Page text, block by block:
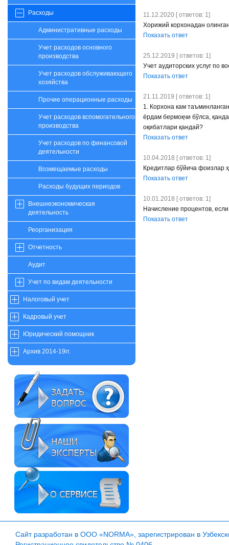
Расходы
Административные расходы
Учет расходов основного
производства
Учет расходов обслуживающего
хозяйства
Прочие операционные расходы
Учет расходов вспомогательного
производства
Учет расходов по финансовой
деятельности
Возмещаемые расходы
Расходы будущих периодов
Внешнеэкономическая
деятельность
Реорганизация
Отчетность
Аудит
Учет по видам деятельности
Налоговый учет
Кадровый учет
Юридический помощник
Архив 2014-19гг.
11.12.2020 [ ответов: 1]
Хорижий корхонадан
Показать ответ
25.12.2019 [ ответов: 1]
Учет аудиторских услуг по
Показать ответ
21.11.2019 [ ответов: 1]
1. Корхона кам
ёрдам бермоқчи бўлса,
оқибатлари қандай?
Показать ответ
10.04.2018 [ ответов: 1]
Кредитлар бўйича фоизлар
Показать ответ
10.01.2018 [ ответов: 1]
Начисление процентов,
Показать ответ
Сайт разработан в ООО «NORMA», зарегистрирован в